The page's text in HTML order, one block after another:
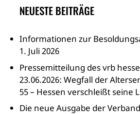
NEUESTE BEITRÄGE
Informationen zur
1. Juli 2026
Pressemitteilung des vrb
23.06.2026: Wegfall der
55 – Hessen verschleißt seine
Die neue Ausgabe der